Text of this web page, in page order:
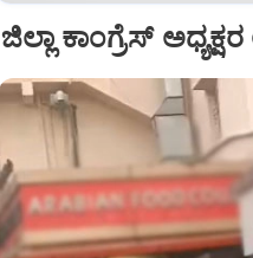
ಜಿಲ್ಲಾ ಕಾಂಗ್ರೆಸ್